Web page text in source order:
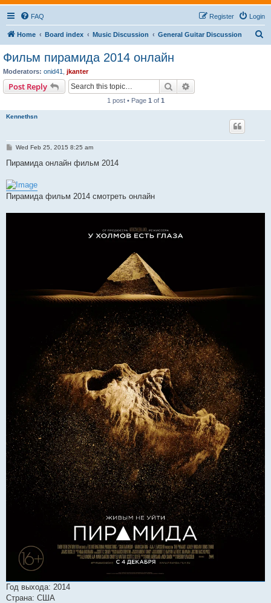
FAQ Login
Register
Home Board index Music Discussion General Guitar Discussion
Фильм пирамида 2014 онлайн
Moderators: onid41 jkanter
Post Reply Search
1 post • Page 1 of 1
Kennethsn
P
s
Wed Feb 25, 2015 8:25 am
Пирамида онлайн фильм 2014
Пирамида фильм 2014 смотреть онлайн
Год выхода: 2014
Страна: США